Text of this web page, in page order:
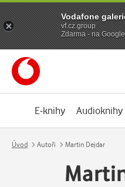
E-knihy Audioknihy
Úvod Autoři Martin Dejdar
Vodafone
vf.cz.group
Zdarma - na